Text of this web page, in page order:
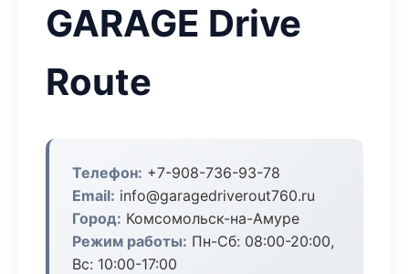
GARAGE Drive
Route
Телефон: +7-908-736-93-78
Email: info@garagedriverout760.ru
Город: Комсомольск-на-Амуре
Режим работы: Пн-Сб: 08:00-20:00,
Вс: 10:00-17:00